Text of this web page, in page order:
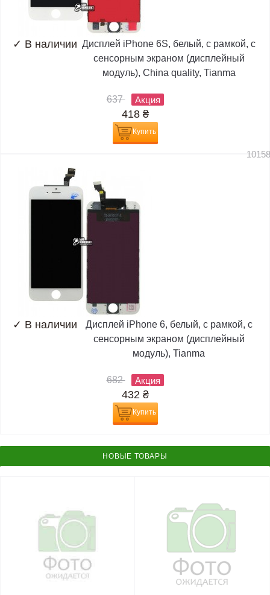
✓ В наличии Дисплей iPhone 6S, белый, с рамкой, с
сенсорным экраном (дисплейный
модуль), China quality, Tianma
637 Акция
418 ₴
Купить
✓ В наличии
Дисплей iPhone 6, белый, с рамкой, с
сенсорным экраном (дисплейный
модуль), Tianma
682 Акция
432 ₴
Купить
НОВЫЕ ТОВАРЫ